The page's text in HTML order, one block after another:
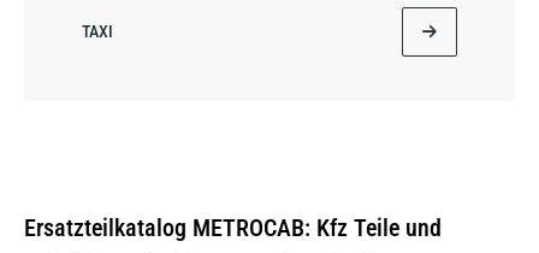
TAXI
Ersatzteilkatalog METROCAB: Kfz Teile und